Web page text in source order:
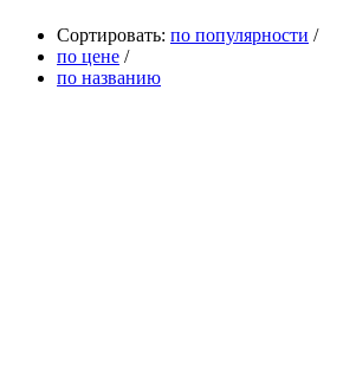
Сортировать: по популярности /
по цене /
по названию